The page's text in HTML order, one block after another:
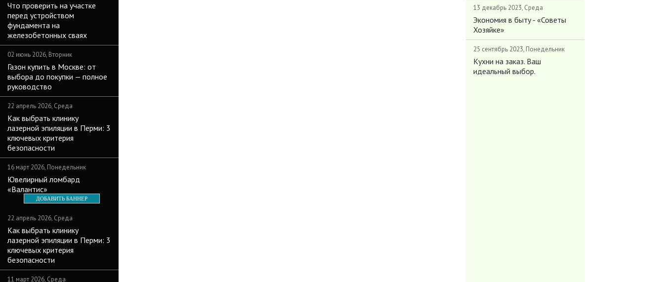
Что проверить на участке
перед устройством
фундамента на
железобетонных сваях
02 июнь 2026, Вторник
Газон купить в Москве: от
выбора до покупки — полное
руководство
22 апрель 2026, Среда
Как выбрать клинику
лазерной эпиляции в Перми: 3
ключевых критерия
безопасности
16 март 2026, Понедельник
Ювелирный ломбард
«Валантис»
ДОБАВИТЬ БАННЕР
22 апрель 2026, Среда
Как выбрать клинику
лазерной эпиляции в Перми: 3
ключевых критерия
безопасности
11 март 2026, Среда
13 декабрь 2023, Среда
Экономия в быту - «Советы
Хозяйке»
25 сентябрь 2023, Понедельник
Кухни на заказ. Ваш
идеальный выбор.